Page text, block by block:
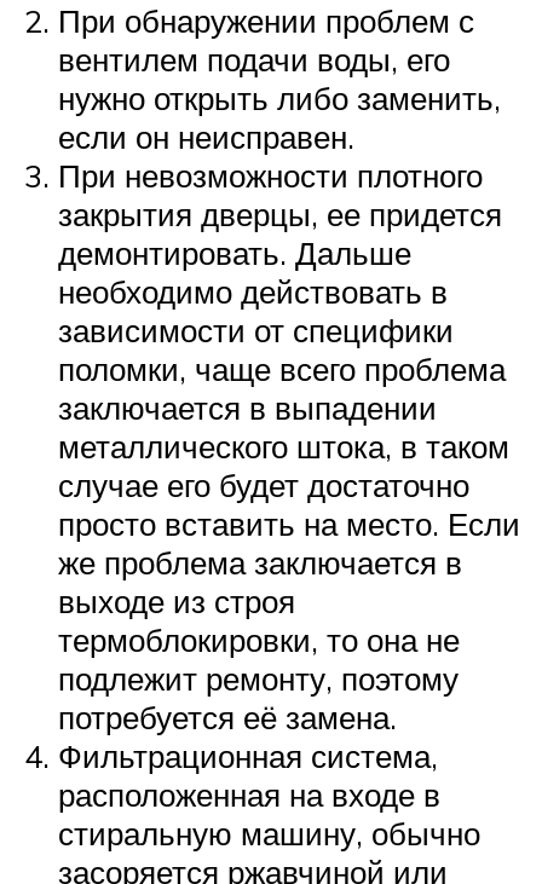
При обнаружении проблем с
вентилем подачи воды, его
нужно открыть либо заменить,
если он неисправен.
При невозможности плотного
закрытия дверцы, ее придется
демонтировать. Дальше
необходимо действовать в
зависимости от специфики
поломки, чаще всего проблема
заключается в выпадении
металлического штока, в таком
случае его будет достаточно
просто вставить на место. Если
же проблема заключается в
выходе из строя
термоблокировки, то она не
подлежит ремонту, поэтому
потребуется её замена.
Фильтрационная система,
расположенная на входе в
стиральную машину, обычно
засоряется ржавчиной или